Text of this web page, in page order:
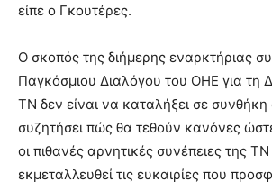
είπε ο Γκουτέρες.
Ο σκοπός της διήμερης εναρκτήριας
Παγκόσμιου Διαλόγου του ΟΗΕ για τη
ΤΝ δεν είναι να καταλήξει σε
συζητήσει πώς θα τεθούν κανόνες
οι πιθανές αρνητικές συνέπειες της
εκμεταλλευθεί τις ευκαιρίες που